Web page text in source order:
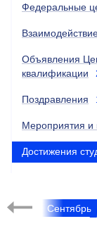
Федеральные
Объявления
квалификации
Поздравления
Мероприятия и
Достижения
Август Сентябрь